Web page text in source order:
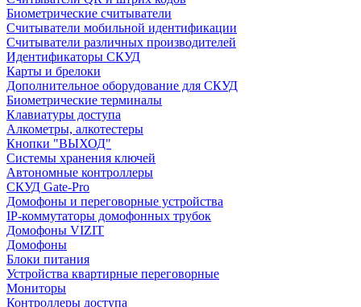
Биометрические считыватели
Считыватели мобильной идентификации
Считыватели различных производителей
Идентификаторы СКУД
Карты и брелоки
Дополнительное оборудование для СКУД
Биометрические терминалы
Клавиатуры доступа
Алкометры, алкотестеры
Кнопки "ВЫХОД"
Системы хранения ключей
Автономные контроллеры
СКУД Gate-Pro
Домофоны и переговорные устройства
IP-коммутаторы домофонных трубок
Домофоны VIZIT
Домофоны
Блоки питания
Устройства квартирные переговорные
Мониторы
Контроллеры доступа